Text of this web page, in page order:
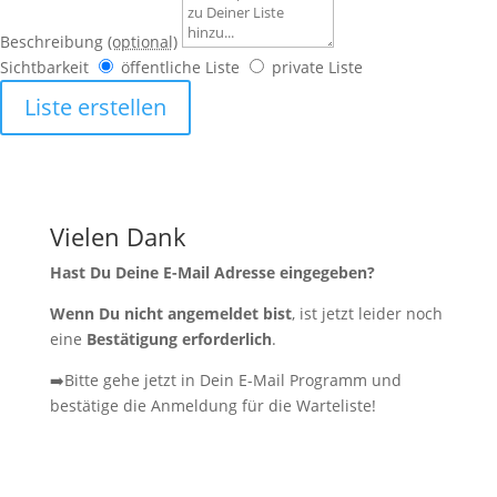
Beschreibung (optional)
Sichtbarkeit
öffentliche Liste private Liste
Liste erstellen
Vielen Dank
Hast Du Deine E-Mail Adresse eingegeben?
Wenn Du nicht angemeldet bist, ist jetzt leider noch
eine Bestätigung erforderlich.
➡️Bitte gehe jetzt in Dein E-Mail Programm und
bestätige die Anmeldung für die Warteliste!